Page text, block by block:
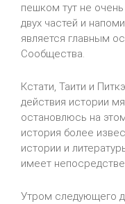
пешком тут не
двух частей и
является главным
Сообщества.
Кстати, Таити и
действия истории
остановлюсь на
история более
истории и
имеет
Утром следующего